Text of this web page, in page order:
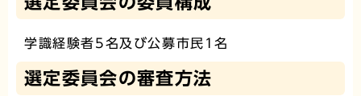
学識経験者5名及び公募市民1名
選定委員会の審査方法